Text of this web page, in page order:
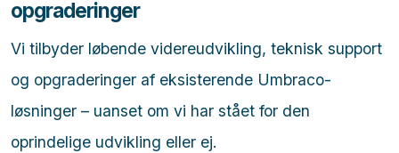
opgraderinger
Vi tilbyder løbende videreudvikling, teknisk support
og opgraderinger af eksisterende Umbraco-
løsninger – uanset om vi har stået for den
oprindelige udvikling eller ej.